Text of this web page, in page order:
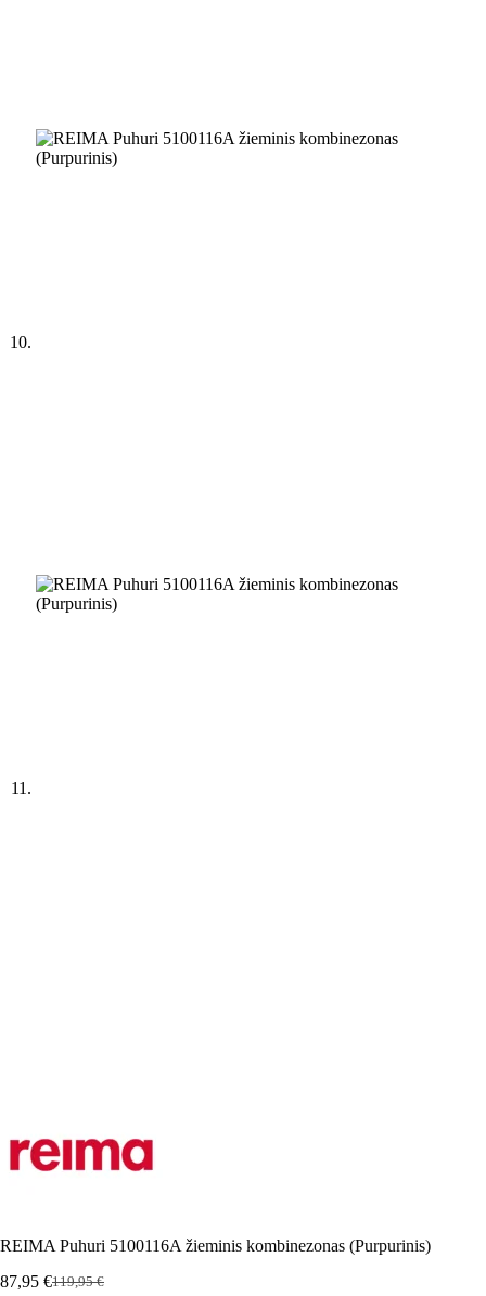
REIMA Puhuri 5100116A žieminis kombinezonas (Purpurinis)
119,95€
Pradinė
87,95 €Dabartinė